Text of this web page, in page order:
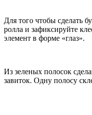
Для того чтобы сделать
ролла и зафиксируйте
элемент в форме «глаз».
Из зеленых полосок
завиток. Одну полосу